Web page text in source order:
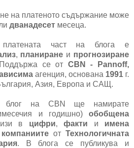
на платеното съдържание може
дванадесет месеца.
част на блога е
, планиране и прогнозиране
се от CBN - Pannoff,
агенция, основана 1991 г.
Азия, Европа и САЩ.
блог на CBN ще намирате
и годишно) обобщена
в цифри,факти и имена
компаниите от Технологичната
. В блога се публикува и